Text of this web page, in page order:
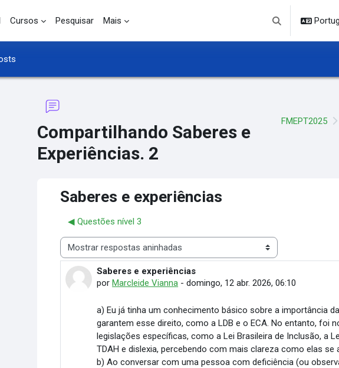
Cursos Pesquisar Mais
Alternar entrada
Compartilhando Saberes e
Experiências. 2
FMEPT2025
Saberes e experiências
◀︎ Questões nível 3
Modo de visualização
Saberes e experiências
porMarcleide Vianna -domingo, 12 abr. 2026, 06:10
Número de respostas: 0
a) Eu já tinha um conhecimento básico sobre a importância
garantem esse direito, como a LDB e o ECA. No entanto, foi
legislações específicas, como a Lei Brasileira de Inclusão, a
TDAH e dislexia, percebendo com mais clareza como elas se
b) Ao conversar com uma pessoa com deficiência (ou